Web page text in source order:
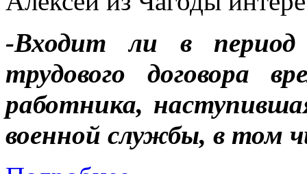
-Входит ли в период
трудового договора
работника,
военной службы, в том